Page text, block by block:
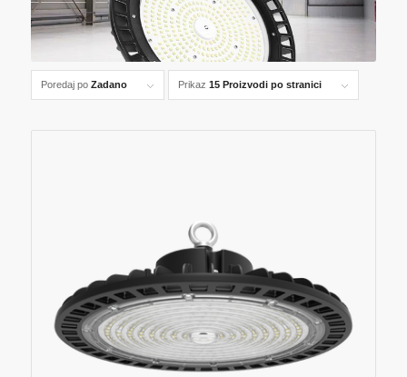
Poredaj po Zadano Prikaz 15 Proizvodi po stranici